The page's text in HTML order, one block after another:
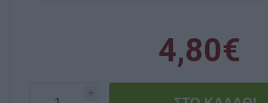
4,80€
i